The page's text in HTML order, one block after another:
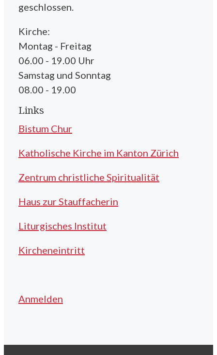
geschlossen.
Kirche:
Montag - Freitag
06.00 - 19.00 Uhr
Samstag und Sonntag
08.00 - 19.00
Links
Bistum Chur
Katholische Kirche im Kanton Zürich
Zentrum christliche Spiritualität
Haus zur Stauffacherin
Liturgisches Institut
Kircheneintritt
Anmelden